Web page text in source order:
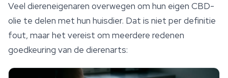
Veel diereneigenaren overwegen om hun eigen CBD-
olie te delen met hun huisdier. Dat is niet per definitie
fout, maar het vereist om meerdere redenen
goedkeuring van de dierenarts: